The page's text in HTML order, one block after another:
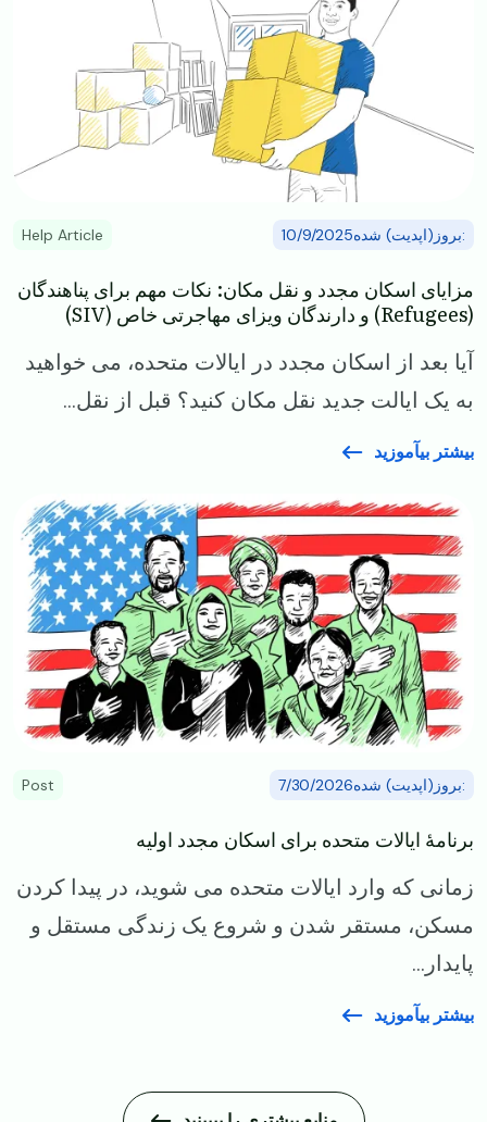
:بروز(اپدیت) شده10/9/2025 Help Article
​​مزایای اسکان مجدد و نقل مکان: نکات مهم برای پناهندگان
(Refugees) و دارندگان ویزای مهاجرتی خاص (SIV)
​​آیا بعد از اسکان مجدد در ایالات متحده، می‌ خواهید
به یک ایالت جدید نقل مکان کنید؟ قبل از نقل...
بیشتر بیآموزید
Image
:بروز(اپدیت) شده7/30/2026 Post
برنامهٔ ایالات متحده برای اسکان مجدد اولیه
زمانی که وارد ایالات متحده می‌ شوید، در پیدا کردن
مسکن، مستقر شدن و شروع یک زندگی مستقل و
پایدار...
بیشتر بیآموزید